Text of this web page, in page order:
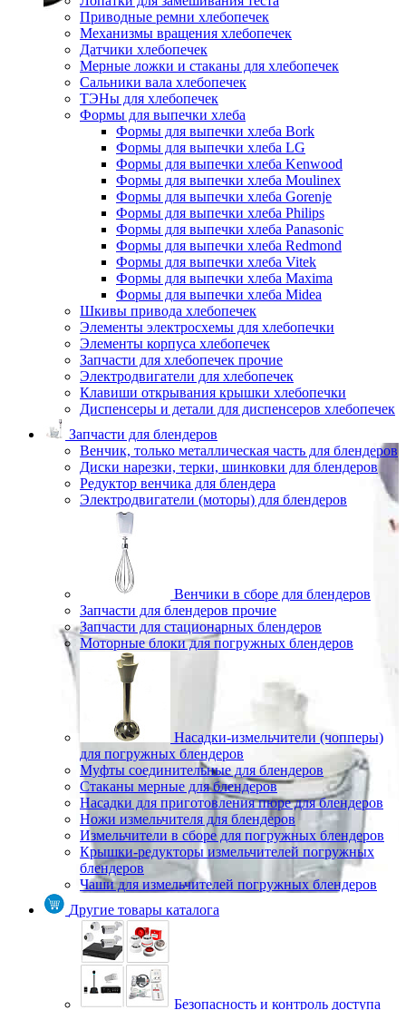
Приводные ремни хлебопечек
Механизмы вращения хлебопечек
Датчики хлебопечек
Мерные ложки и стаканы для хлебопечек
Сальники вала хлебопечек
ТЭНы для хлебопечек
Формы для выпечки хлеба
Формы для выпечки хлеба Bork
Формы для выпечки хлеба LG
Формы для выпечки хлеба Kenwood
Формы для выпечки хлеба Moulinex
Формы для выпечки хлеба Gorenje
Формы для выпечки хлеба Philips
Формы для выпечки хлеба Panasonic
Формы для выпечки хлеба Redmond
Формы для выпечки хлеба Vitek
Формы для выпечки хлеба Maxima
Формы для выпечки хлеба Midea
Шкивы привода хлебопечек
Элементы электросхемы для хлебопечки
Элементы корпуса хлебопечек
Запчасти для хлебопечек прочие
Электродвигатели для хлебопечек
Клавиши открывания крышки хлебопечки
Диспенсеры и детали для диспенсеров хлебопечек
Запчасти для блендеров
Венчик, только металлическая часть для блендеров
Диски нарезки, терки, шинковки для блендеров
Редуктор венчика для блендера
Электродвигатели (моторы) для блендеров
Венчики в сборе для блендеров
Запчасти для блендеров прочие
Запчасти для стационарных блендеров
Моторные блоки для погружных блендеров
Насадки-измельчители (чопперы)
для погружных блендеров
Муфты соединительные для блендеров
Стаканы мерные для блендеров
Насадки для приготовления пюре для блендеров
Ножи измельчителя для блендеров
Измельчители в сборе для погружных блендеров
Крышки-редукторы измельчителей погружных
блендеров
Чаши для измельчителей погружных блендеров
Другие товары каталога
Безопасность и контроль доступа